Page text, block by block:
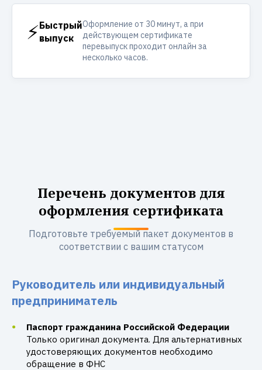
⚡Быстрый
выпуск
Оформление от 30 минут, а при
действующем сертификате
перевыпуск проходит онлайн за
несколько часов.
Перечень документов для
оформления сертификата
Подготовьте требуемый пакет документов в
соответствии с вашим статусом
Руководитель или индивидуальный
предприниматель
Паспорт гражданина Российской Федерации
Только оригинал документа. Для альтернативных
удостоверяющих документов необходимо
обращение в ФНС